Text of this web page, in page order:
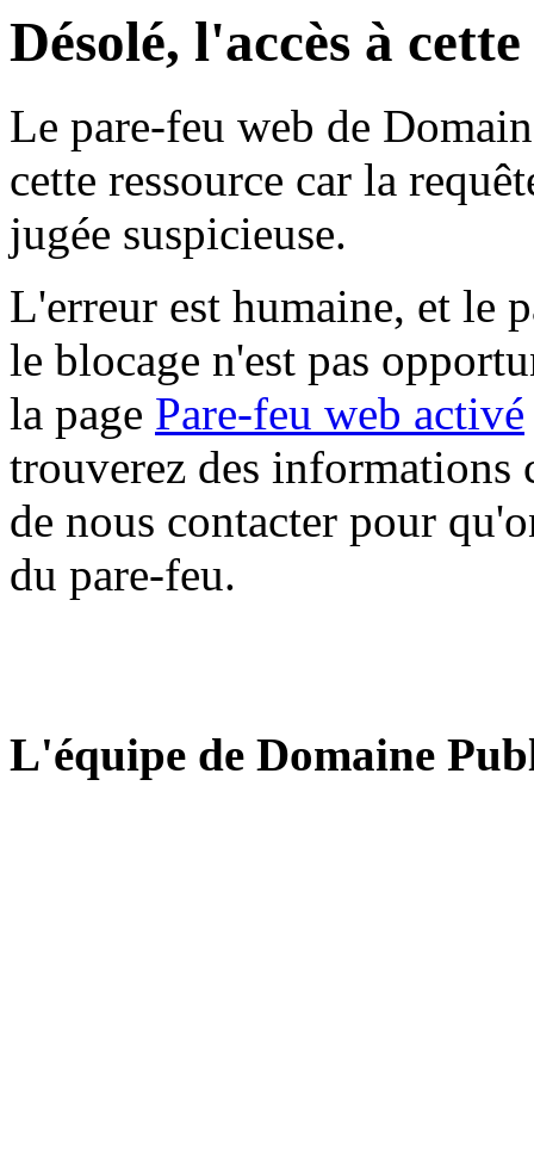
Désolé, l'accès à
Le pare-feu web de
cette ressource car la
jugée suspicieuse.
L'erreur est humaine, et le
le blocage n'est pas
la page Pare-feu web activé
trouverez des informations
de nous contacter pour
du pare-feu.
L'équipe de Domaine